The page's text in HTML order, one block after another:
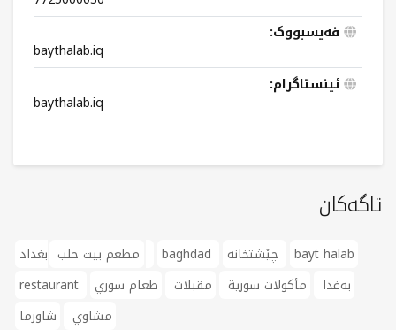
فەیسبووک:
baythalab.iq
ئینستاگرام:
baythalab.iq
تاگەکان
مطعم بيت حلب baghdad
bayt halab
restaurant
بەغدا مأكولات سورية مقبلات
طعام سوري
مشاوي
شاورما